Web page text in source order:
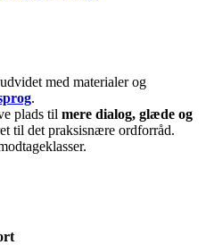
med materialer og
.
plads til mere dialog, glæde og
til det praksisnære ordforråd.